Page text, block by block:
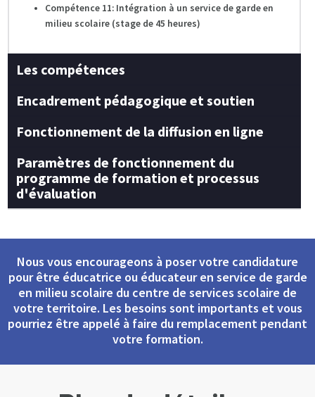
Compétence 11: Intégration à un service de garde en
milieu scolaire (stage de 45 heures)
Les compétences
Encadrement pédagogique et soutien
Fonctionnement de la diffusion en ligne
Paramètres de fonctionnement du
programme de formation et processus
d'évaluation
Nous vous encourageons à poser votre candidature
pour être éducatrice ou éducateur en service de garde
en milieu scolaire du centre de services scolaire de
votre territoire. Les besoins sont importants et vous
pourriez être appelé à faire du remplacement pendant
votre formation.